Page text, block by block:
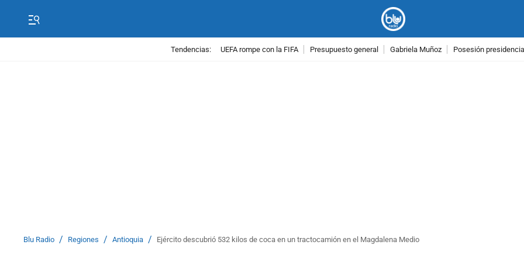
Tendencias: UEFA rompe con la FIFA Presupuesto general Gabriela Muñoz Posesión
Blu Radio / Regiones / Antioquia / Ejército descubrió 532 kilos de coca en un tractocamión en el Magdalena Medio